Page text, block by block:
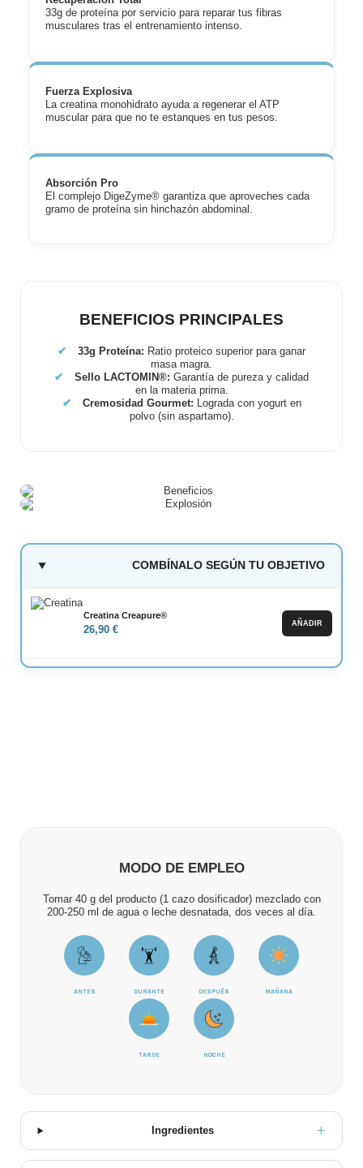
33g de proteína por servicio para reparar tus fibras
musculares tras el entrenamiento intenso.
Fuerza Explosiva
La creatina monohidrato ayuda a regenerar el ATP
muscular para que no te estanques en tus pesos.
Absorción Pro
El complejo DigeZyme® garantiza que aproveches cada
gramo de proteína sin hinchazón abdominal.
BENEFICIOS PRINCIPALES
✔ 33g Proteína: Ratio proteico superior para ganar
masa magra.
✔ Sello LACTOMIN®: Garantía de pureza y calidad
en la materia prima.
✔ Cremosidad Gourmet: Lograda con yogurt en
polvo (sin aspartamo).
MODO DE EMPLEO
Tomar 40 g del producto (1 cazo dosificador) mezclado con
200-250 ml de agua o leche desnatada, dos veces al día.
ANTES DURANTE DESPUÉS MAÑANA
TARDE NOCHE
Ingredientes
COMBÍNALO SEGÚN TU OBJETIVO
Creatina Creapure®
26,90 €
AÑADIR